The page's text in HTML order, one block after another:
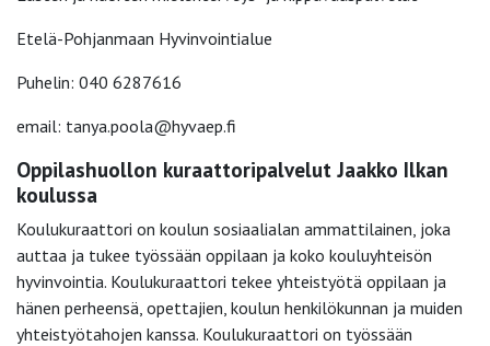
Etelä-Pohjanmaan Hyvinvointialue
Puhelin: 040 6287616
email: tanya.poola@hyvaep.fi
Oppilashuollon kuraattoripalvelut Jaakko Ilkan
koulussa
Koulukuraattori on koulun sosiaalialan ammattilainen, joka
auttaa ja tukee työssään oppilaan ja koko kouluyhteisön
hyvinvointia. Koulukuraattori tekee yhteistyötä oppilaan ja
hänen perheensä, opettajien, koulun henkilökunnan ja muiden
yhteistyötahojen kanssa. Koulukuraattori on työssään